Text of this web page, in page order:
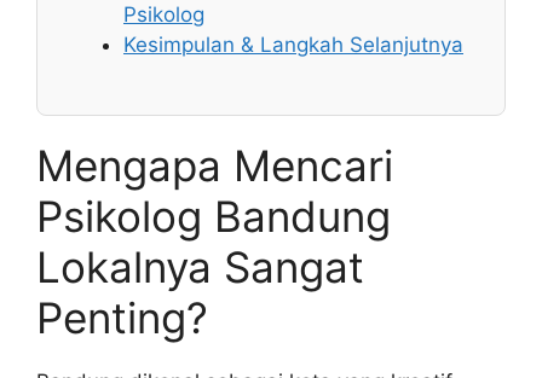
Psikolog
Kesimpulan & Langkah Selanjutnya
Mengapa Mencari
Psikolog Bandung
Lokalnya Sangat
Penting?